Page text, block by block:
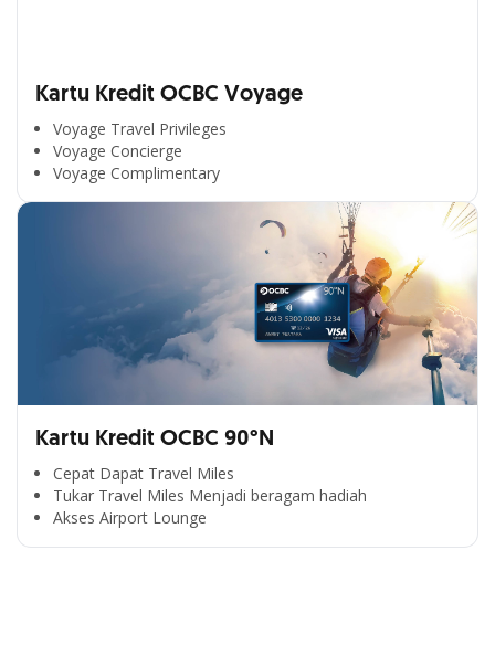
Kartu Kredit OCBC Voyage
Voyage Travel Privileges
Voyage Concierge
Voyage Complimentary
Kartu Kredit OCBC 90°N
Cepat Dapat Travel Miles
Tukar Travel Miles Menjadi beragam hadiah
Akses Airport Lounge
Segala Kemudahan Ada
di Satu Genggaman